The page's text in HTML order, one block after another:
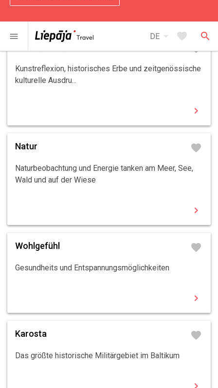
menu DE arrow_drop_down favorite search
favorite
Kunstreflexion, historisches Erbe und zeitgenössische
kulturelle Ausdru...
chevron_right
Natur favorite
Naturbeobachtung und Energie tanken am Meer, See,
Wald und auf der Wiese
chevron_right
Wohlgefühl favorite
Gesundheits und Entspannungsmöglichkeiten
chevron_right
Karosta favorite
Das größte historische Militärgebiet im Baltikum